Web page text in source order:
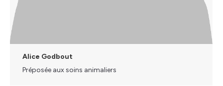
Alice Godbout
Préposée aux soins animaliers